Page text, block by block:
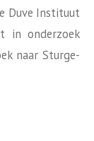
Duve Instituut
in onderzoek
naar Sturge-